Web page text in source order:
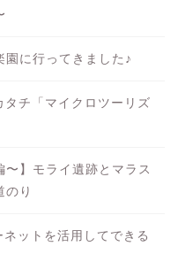
園に行ってきました♪
チ「マイクロツーリズ
〜】モライ遺跡とマラス
のり
ットを活用してできる